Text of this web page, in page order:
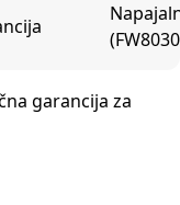
garancija za